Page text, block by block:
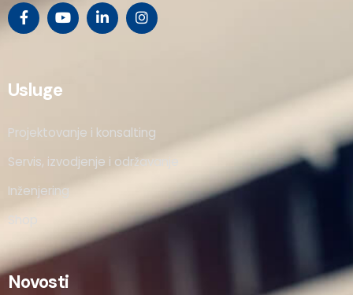
Usluge
Projektovanje i konsalting
Servis, izvodjenje i održavanje
Inženjering
Shop
Novosti